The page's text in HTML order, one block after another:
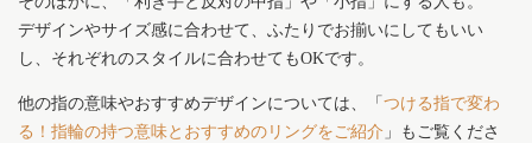
デザインやサイズ感に合わせて、ふたりでお揃いにしてもいい
し、それぞれのスタイルに合わせてもOKです。
他の指の意味やおすすめデザインについては、「つける指で変わ
る！指輪の持つ意味とおすすめのリングをご紹介 」もご覧くださ